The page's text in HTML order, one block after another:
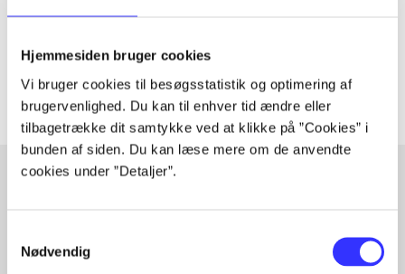
Hjemmesiden bruger cookies
Vi bruger cookies til besøgsstatistik og optimering af
brugervenlighed. Du kan til enhver tid ændre eller
tilbagetrække dit samtykke ved at klikke på ”Cookies” i
bunden af siden. Du kan læse mere om de anvendte
cookies under ”Detaljer”.
Nødvendig
Artiklerne i handler ofte om
Fra